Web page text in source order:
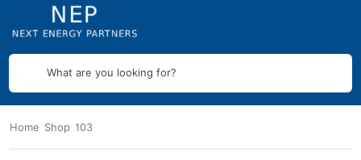
What are you looking for?
Home Shop 103